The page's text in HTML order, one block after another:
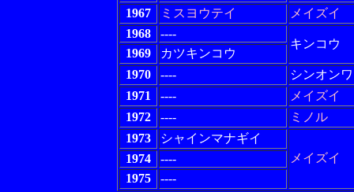
1967
ミスヨウテイ
メイズイ
1968
----
キンコウ
1969
カツキンコウ
1970
----
シンオン
1971
----
メイズイ
1972
----
ミノル
1973
シャインマナギイ
メイズイ
1974
----
1975
----